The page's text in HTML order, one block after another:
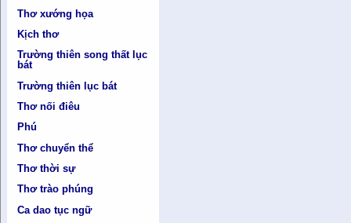
Thơ xướng họa
Kịch thơ
Trường thiên song thất lục
bát
Trường thiên lục bát
Thơ nối điêu
Phú
Thơ chuyển thể
Thơ thời sự
Thơ trào phúng
Ca dao tục ngữ